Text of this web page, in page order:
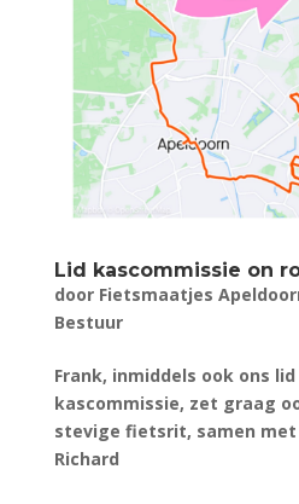
Lid kascommissie on
door Fietsmaatjes
Bestuur
Frank, inmiddels ook ons lid
kascommissie, zet graag
stevige fietsrit, samen
Richard